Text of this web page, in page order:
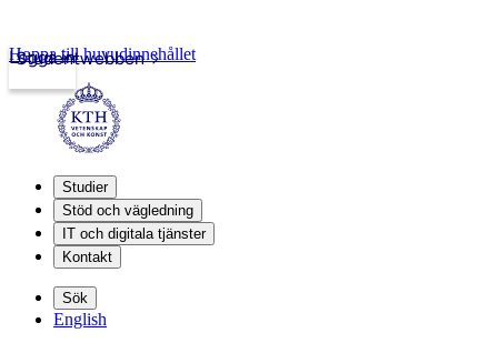
Studentwebben
Logga in
Hoppa till huvudinnehållet
Studier
Stöd och vägledning
IT och digitala tjänster
Kontakt
Sök
English